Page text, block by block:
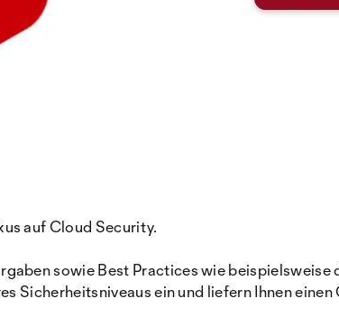
auf Cloud Security.
sowie Best Practices wie beispielsweise
Sicherheitsniveaus ein und liefern Ihnen